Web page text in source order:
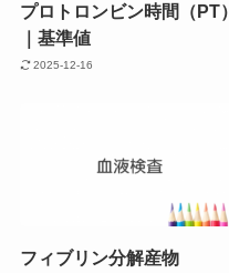
プロトロンビン時間（PT）
｜基準値
2025-12-16
フィブリン分解産物